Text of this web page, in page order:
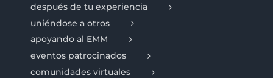
después de tu experiencia
uniéndose a otros
apoyando al EMM
eventos patrocinados
comunidades virtuales